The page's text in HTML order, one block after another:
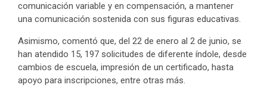
comunicación variable y en compensación, a mantener
una comunicación sostenida con sus figuras educativas.
Asimismo, comentó que, del 22 de enero al 2 de junio, se
han atendido 15, 197 solicitudes de diferente índole, desde
cambios de escuela, impresión de un certificado, hasta
apoyo para inscripciones, entre otras más.